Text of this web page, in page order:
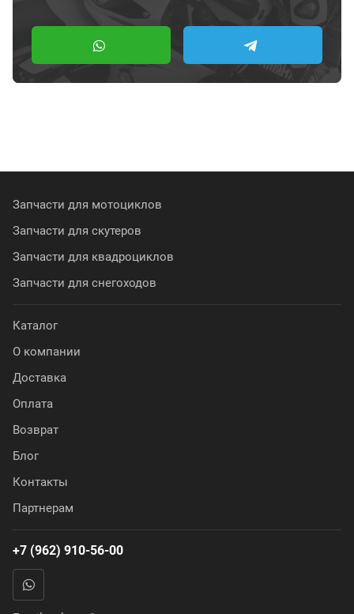
Запчасти для мотоциклов
Запчасти для скутеров
Запчасти для квадроциклов
Запчасти для снегоходов
Каталог
О компании
Доставка
Оплата
Возврат
Блог
Контакты
Партнерам
+7 (962) 910-56-00